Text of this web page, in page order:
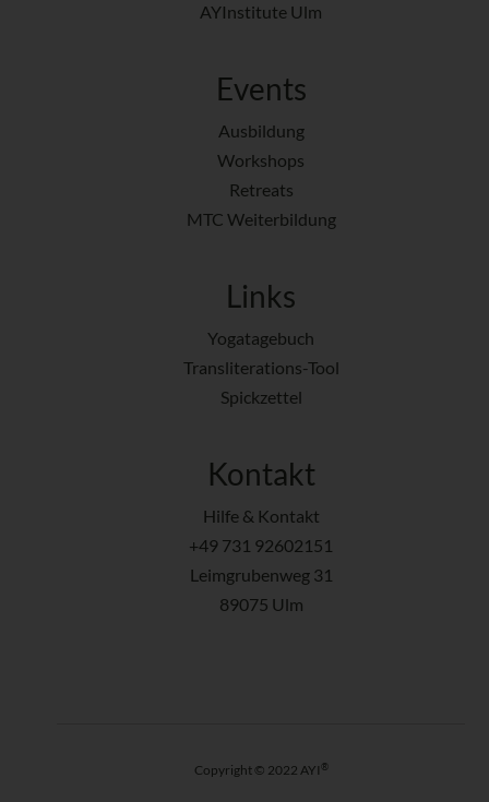
AYInstitute Ulm
Events
Ausbildung
Workshops
Retreats
MTC Weiterbildung
Links
Yogatagebuch
Transliterations-Tool
Spickzettel
Kontakt
Hilfe & Kontakt
+49 731 92602151
Leimgrubenweg 31
89075 Ulm
Copyright © 2022 AYI ®